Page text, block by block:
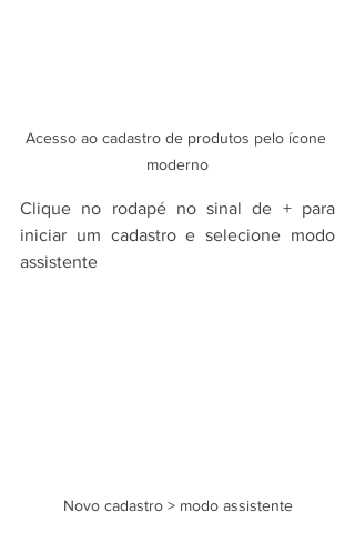
Acesso ao cadastro de produtos pelo ícone
moderno
Clique no rodapé no sinal de + para
iniciar um cadastro e selecione modo
assistente
Novo cadastro > modo assistente